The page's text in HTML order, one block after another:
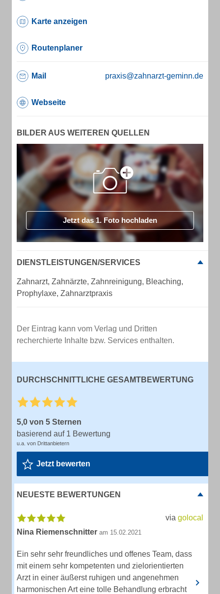
Karte anzeigen
Routenplaner
Mail praxis@zahnarzt-geminn.de
Webseite
BILDER AUS WEITEREN QUELLEN
Jetzt das 1. Foto hochladen
DIENSTLEISTUNGEN/SERVICES
Zahnarzt, Zahnärzte, Zahnreinigung, Bleaching,
Prophylaxe, Zahnarztpraxis
Der Eintrag kann vom Verlag und Dritten
recherchierte Inhalte bzw. Services enthalten.
DURCHSCHNITTLICHE GESAMTBEWERTUNG
5,0 von 5 Sternen
basierend auf 1 Bewertung
u.a. von Drittanbietern
Jetzt bewerten
NEUESTE BEWERTUNGEN
via golocal
Nina Riemenschnitter am 15.02.2021
Ein sehr sehr freundliches und offenes Team, dass
mit einem sehr kompetenten und zielorientierten
Arzt in einer äußerst ruhigen und angenehmen
harmonischen Art eine tolle Behandlung erbracht